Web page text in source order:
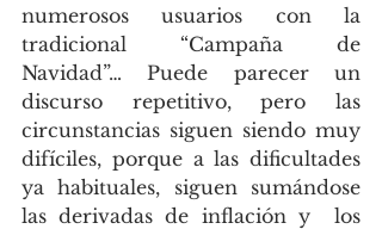
numerosos usuarios con la
tradicional “Campaña de
Navidad”… Puede parecer un
discurso repetitivo, pero las
circunstancias siguen siendo muy
difíciles, porque a las dificultades
ya habituales, siguen sumándose
las derivadas de inflación y  los